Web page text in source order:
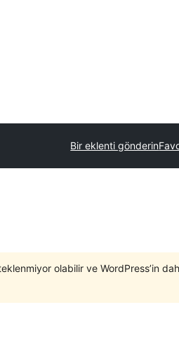
Bir eklenti gönderin
olabilir ve WordPress’in